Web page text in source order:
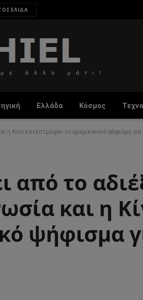
Ελλάδα Κόσμος
η Κίνα κατέστρεψαν το αμερικανικό ψήφισμα
από το
και η
ψήφισμα